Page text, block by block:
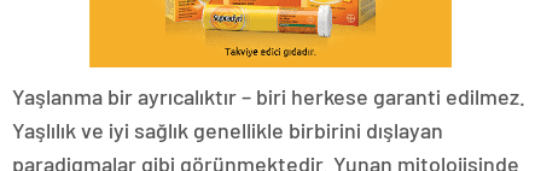
Yaşlanma bir ayrıcalıktır – biri herkese garanti edilmez.
Yaşlılık ve iyi sağlık genellikle birbirini dışlayan
paradigmalar gibi görünmektedir. Yunan mitolojisinde